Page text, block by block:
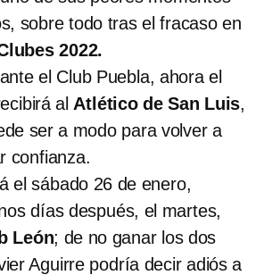
sobre todo tras el fracaso en
2022.
el Club Puebla, ahora el
al Atlético de San Luis,
ser a modo para volver a
confianza.
el sábado 26 de enero,
días después, el martes,
León; de no ganar los dos
Aguirre podría decir adiós a